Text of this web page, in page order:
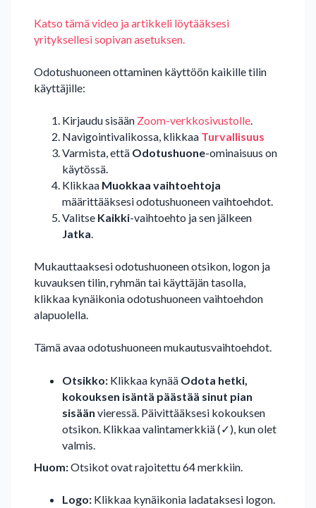
Katso tämä video ja artikkeli löytääksesi
yrityksellesi sopivan asetuksen.
Odotushuoneen ottaminen käyttöön kaikille tilin
käyttäjille:
Kirjaudu sisään Zoom-verkkosivustolle.
Navigointivalikossa, klikkaa Turvallisuus
Varmista, että Odotushuone-ominaisuus on
käytössä.
Klikkaa Muokkaa vaihtoehtoja
määrittääksesi odotushuoneen vaihtoehdot.
Valitse Kaikki-vaihtoehto ja sen jälkeen
Jatka.
Mukauttaaksesi odotushuoneen otsikon, logon ja
kuvauksen tilin, ryhmän tai käyttäjän tasolla,
klikkaa kynäikonia odotushuoneen vaihtoehdon
alapuolella.
Tämä avaa odotushuoneen mukautusvaihtoehdot.
Otsikko: Klikkaa kynää Odota hetki,
kokouksen isäntä päästää sinut pian
sisään vieressä. Päivittääksesi kokouksen
otsikon. Klikkaa valintamerkkiä (✓), kun olet
valmis.
Huom:Otsikot ovat rajoitettu 64 merkkiin.
Logo: Klikkaa kynäikonia ladataksesi logon.